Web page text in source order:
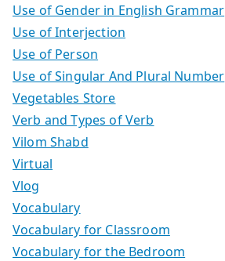
Use of Gender in English Grammar
Use of Interjection
Use of Person
Use of Singular And Plural Number
Vegetables Store
Verb and Types of Verb
Vilom Shabd
Virtual
Vlog
Vocabulary
Vocabulary for Classroom
Vocabulary for the Bedroom